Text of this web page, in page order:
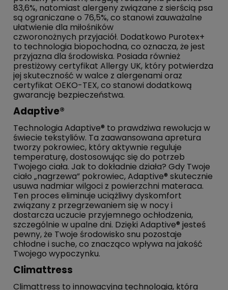
83,6%, natomiast alergeny związane z sierścią psa
są ograniczane o 76,5%, co stanowi zauważalne
ułatwienie dla miłośników
czworonożnych przyjaciół. Dodatkowo Purotex+
to technologia biopochodna, co oznacza, że jest
przyjazna dla środowiska. Posiada również
prestiżowy certyfikat Allergy UK, który potwierdza
jej skuteczność w walce z alergenami oraz
certyfikat OEKO-TEX, co stanowi dodatkową
gwarancję bezpieczeństwa.
Adaptive®
Technologia Adaptive® to prawdziwa rewolucja w
świecie tekstyliów. Ta zaawansowana apretura
tworzy pokrowiec, który aktywnie reguluje
temperaturę, dostosowując się do potrzeb
Twojego ciała. Jak to dokładnie działa? Gdy Twoje
ciało „nagrzewa” pokrowiec, Adaptive® skutecznie
usuwa nadmiar wilgoci z powierzchni materaca.
Ten proces eliminuje uciążliwy dyskomfort
związany z przegrzewaniem się w nocy i
dostarcza uczucie przyjemnego ochłodzenia,
szczególnie w upalne dni. Dzięki Adaptive® jesteś
pewny, że Twoje środowisko snu pozostaje
chłodne i suche, co znacząco wpływa na jakość
Twojego wypoczynku.
Climattress
Climattress to innowacyjna technologia, która